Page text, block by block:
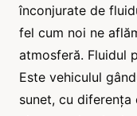
înconjurate de
fel cum noi ne
atmosferă. Fluidul
Este vehiculul
sunet, cu